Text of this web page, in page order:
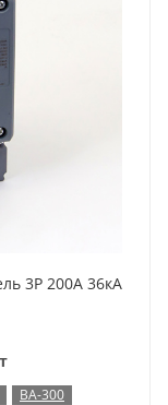
3P 200А 36кА
ВА-300